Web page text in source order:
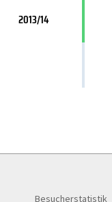
2013/14
Besucherstatistik